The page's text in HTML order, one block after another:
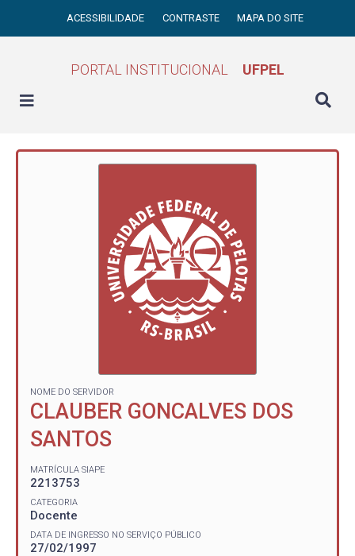
ACESSIBILIDADE CONTRASTE MAPA DO SITE
PORTAL INSTITUCIONAL UFPEL
NOME DO SERVIDOR
CLAUBER GONCALVES DOS
SANTOS
MATRÍCULA SIAPE
2213753
CATEGORIA
Docente
DATA DE INGRESSO NO SERVIÇO PÚBLICO
27/02/1997